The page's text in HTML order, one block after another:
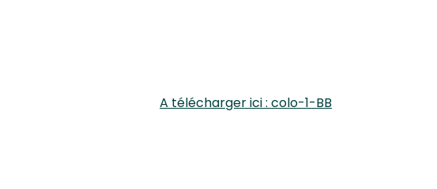
A télécharger ici : colo-1-BB